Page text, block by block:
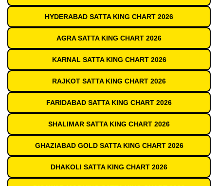
HYDERABAD SATTA KING CHART 2026
AGRA SATTA KING CHART 2026
KARNAL SATTA KING CHART 2026
RAJKOT SATTA KING CHART 2026
FARIDABAD SATTA KING CHART 2026
SHALIMAR SATTA KING CHART 2026
GHAZIABAD GOLD SATTA KING CHART 2026
DHAKOLI SATTA KING CHART 2026